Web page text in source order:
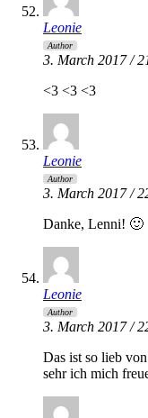
Leonie
Author
3. March 2017 /
<3 <3 <3
Leonie
Author
3. March 2017 /
Danke, Lenni! 🙂
Leonie
Author
3. March 2017 /
Das ist so lieb
sehr ich mich